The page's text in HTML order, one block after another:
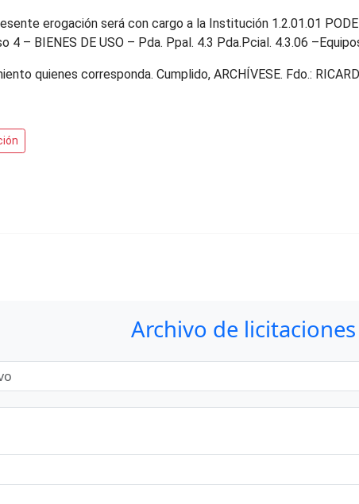
erogación será con cargo a la Institución 1.2.01.01
4 – BIENES DE USO – Pda. Ppal. 4.3 Pda.Pcial. 4.3.06
quienes corresponda. Cumplido, ARCHÍVESE. Fdo.: